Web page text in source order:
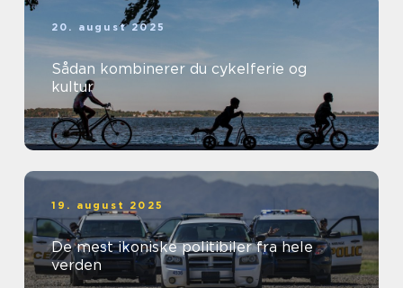
20. august 2025
Sådan kombinerer du cykelferie og
kultur
19. august 2025
De mest ikoniske politibiler fra hele
verden